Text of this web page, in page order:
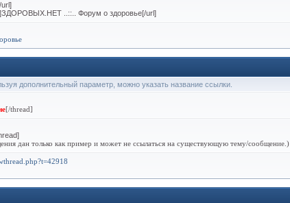
url]
..::.. Форум о здоровье[/url]
дополнительный параметр, можно указать название ссылки.
[/thread]
дан только как пример и может не ссылаться на существующую тему/сообщение.)